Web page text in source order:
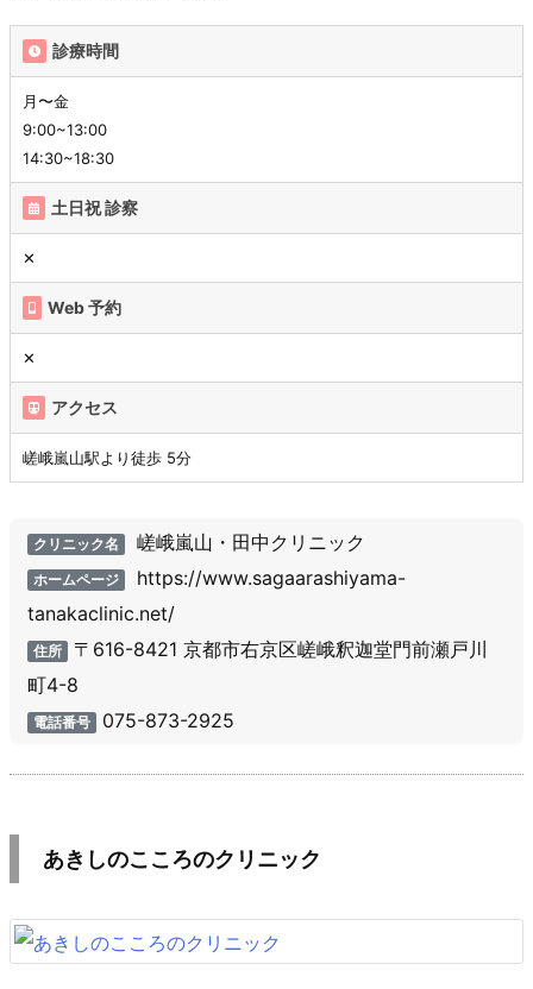
診療時間
月〜金
9:00~13:00
14:30~18:30
土日祝 診察
✕
Web 予約
✕
アクセス
嵯峨嵐山駅より徒歩 5分
クリニック名 嵯峨嵐山・田中クリニック
ホームページ
https://www.sagaarashiyama-
tanakaclinic.net/
住所 〒616-8421 京都市右京区嵯峨釈迦堂門前瀬戸川
町4-8
電話番号 075-873-2925
あきしのこころのクリニック